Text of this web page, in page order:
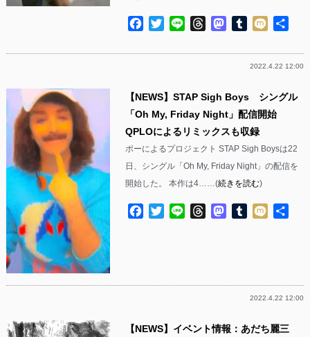
Facebook
TwitterLine ThreadsMastodon
Tumblr
Mixi
2022.4.22 12:00
【NEWS】STAP Sigh Boys シングル
「Oh My, Friday Night」配信開始
QPLOによるリミックスも収録
ポーによるプロジェクト STAP Sigh Boysは22
日、シングル「Oh My, Friday Night」の配信を
開始した。 本作は4……(続きを読む)
Facebook
TwitterLine ThreadsMastodon
Tumblr
Mixi
2022.4.22 12:00
【NEWS】イベント情報：あだち麗三